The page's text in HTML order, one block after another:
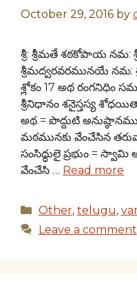
October 29, 2016 by
శ్రీ: శ్రీమతే శఠకోపాయ
శ్రీమద్వరవరమునయే నమ:
శ్లోకం 17 అథ రంగనిధిం
శ్రీనిధానం శనైస్తస్య
అథ = పొద్దుటి
మఠమునకు వేంచేసిన
సంసిధ్ధులై ప్రభుం =
వేంచేసి … Read more
Categories
Other, telugu,
Leave a comment